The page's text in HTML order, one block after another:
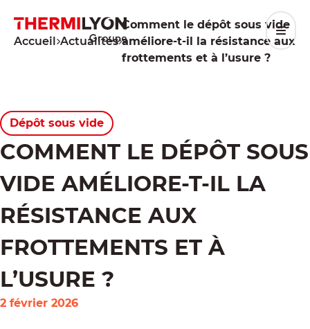
contenu
Accueil Actualités
Comment le dépôt sous vide
améliore-t-il la résistance aux
frottements et à l’usure ?
Dépôt sous vide
COMMENT LE DÉPÔT SOUS
VIDE AMÉLIORE-T-IL LA
RÉSISTANCE AUX
FROTTEMENTS ET À
L’USURE ?
2 février 2026